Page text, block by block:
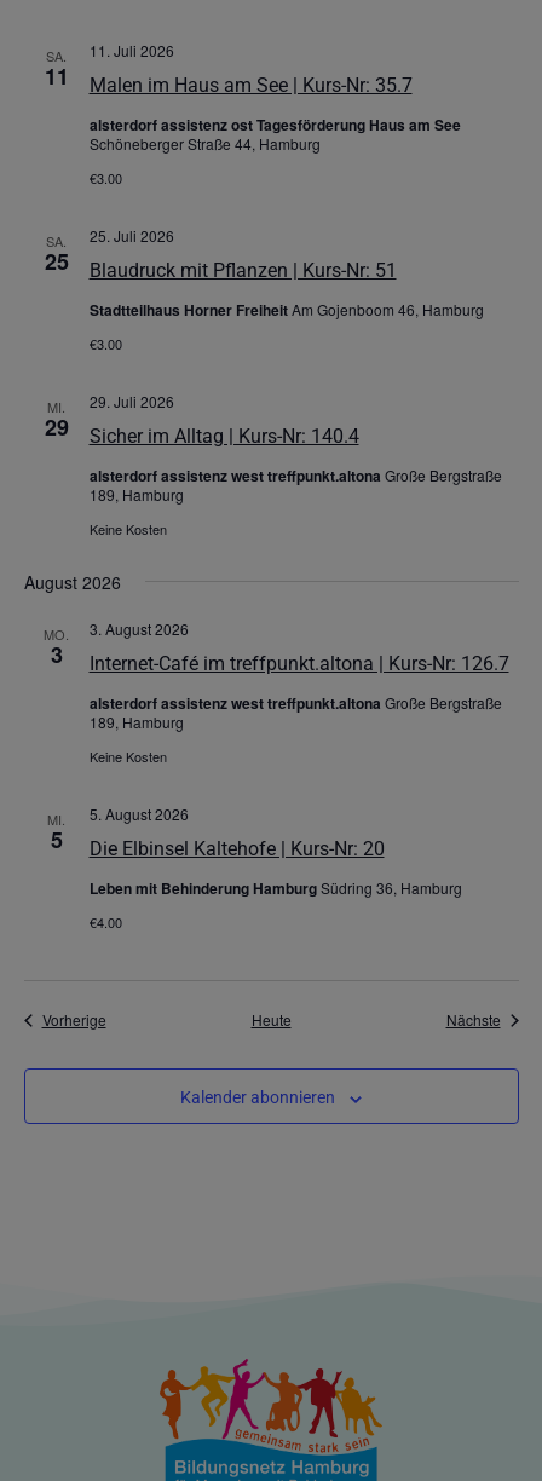
SA.
11 Malen im Haus am See | Kurs-Nr: 35.7
11. Juli 2026
alsterdorf assistenz ost Tagesförderung Haus am See
Schöneberger Straße 44, Hamburg
€3.00
SA.
25 Blaudruck mit Pflanzen | Kurs-Nr: 51
25. Juli 2026
Stadtteilhaus Horner FreiheitAm Gojenboom 46, Hamburg
€3.00
MI.
29 Sicher im Alltag | Kurs-Nr: 140.4
29. Juli 2026
alsterdorf assistenz west treffpunkt.altona Große Bergstraße
189, Hamburg
Keine Kosten
August 2026
MO.
3 Internet-Café im treffpunkt.altona | Kurs-Nr: 126.7
3. August 2026
alsterdorf assistenz west treffpunkt.altona Große Bergstraße
189, Hamburg
Keine Kosten
MI.
5 Die Elbinsel Kaltehofe | Kurs-Nr: 20
5. August 2026
Leben mit Behinderung HamburgSüdring 36, Hamburg
€4.00
VorherigeVeranstaltungen Heute Nächste
Kalender abonnieren